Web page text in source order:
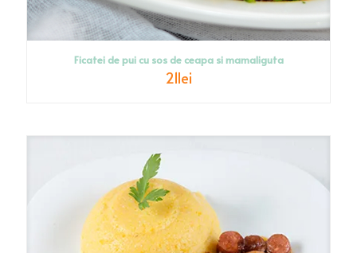
Ficatei de pui cu sos de ceapa si mamaliguta
21lei